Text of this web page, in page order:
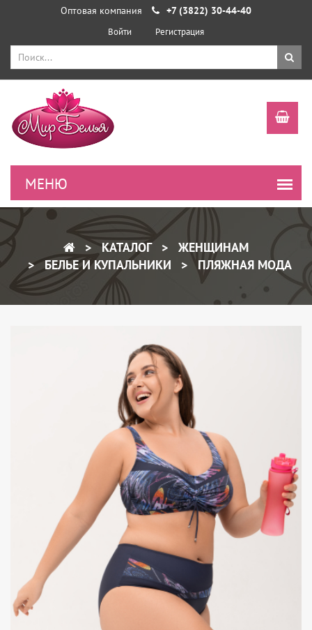
Оптовая компания +7 (3822) 30-44-40
Войти Регистрация
КАТАЛОГ
ЖЕНЩИНАМ
БЕЛЬЕ И КУПАЛЬНИКИ
ПЛЯЖНАЯ МОДА